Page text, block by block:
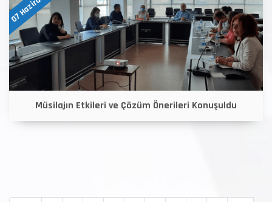
Müsilajın Etkileri ve Çözüm Önerileri Konuşuldu